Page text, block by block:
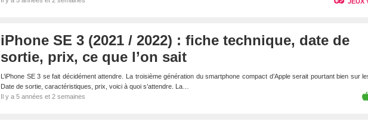
iPhone SE 3 (2021 / 2022) : fiche technique, date de
sortie, prix, ce que l’on sait
L’iPhone SE 3 se fait décidément attendre. La troisième génération du smartphone compact d’Apple serait pourtant bien sur
Date de sortie, caractéristiques, prix, voici à quoi s’attendre. La…
Il y a 5 années et 2 semaines